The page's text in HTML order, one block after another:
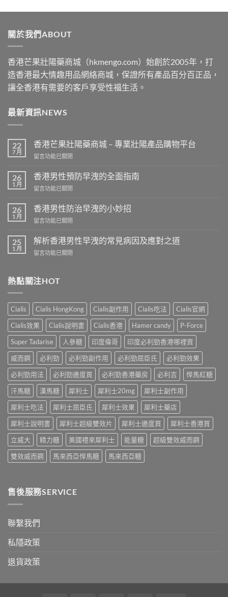
$489
關於我們ABOUT
香港芒果壯陽藥商城（hkmengo.com）始創於2005年，打
造香港最大情趣用品網絡商城，保證所有產品百分百正品，
讓全香港有需要的客戶享受性福生活。
最新資訊NEWS
22
7 月
香港芒果壯陽藥商城 – 專業壯陽產品購物平台
在
港
芒
果
陽
藥
商
–
專
陽
產
購
物
平
台〉
中
留言功能已關閉
26
1 月
香港男性預防早洩的全面指南
在
港
男
性
防
早
洩
面
中
留言功能已關閉
26
1 月
香港男性防治早洩的小妙招
在
港
男
性
早
小
妙
招〉
中
留言功能已關閉
25
1 月
解析香港男性早洩的常見病因及應對之道
在
香
港
性
早
洩
的
常
見
因
及
應
之
道〉
中
留言功能已關閉
熱點關注HOT
Cialis Cialis HongKong Cialis副作用 Cialis吃法
Cialis官網
Cialis效果
Cialis說明書 Cialis香港 Hamer candy
P-Force
Super Tadarise
人參糖 印度偉哥
印度必利勁香港哪裡買
威而鋼
必利勁 必利勁副作用 必利勁屈臣氏
必利勁效果
必利勁用法
必利勁邊度買 必利勁香港藥房 必利吉
悍馬紅糖
汗馬糖
漢馬糖 犀利士 犀利士20mg
犀利士副作用
犀利士吃法
犀利士屈臣氏 犀利士效果
犀利士藥店
犀利士說明書
犀利士超級雙效片 犀利士邊度買
犀利士香港買
立威大
精力糖 美國禮來犀利士 能量糖
超級雙效威而鋼
雙效威而鋼
馬來西亞悍馬糖 馬來西亞糖
售後服務SERVICE
聯繫我們
私隱政策
退貨政策